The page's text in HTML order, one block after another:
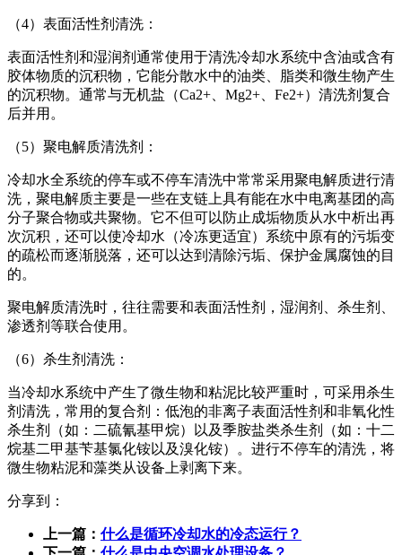
（4）表面活性剂清洗：
表面活性剂和湿润剂通常使用于清洗冷却水系统中含油或含有
胶体物质的沉积物，它能分散水中的油类、脂类和微生物产生
的沉积物。通常与无机盐（Ca2+、Mg2+、Fe2+）清洗剂复合
后并用。
（5）聚电解质清洗剂：
冷却水全系统的停车或不停车清洗中常常采用聚电解质进行清
洗，聚电解质主要是一些在支链上具有能在水中电离基团的高
分子聚合物或共聚物。它不但可以防止成垢物质从水中析出再
次沉积，还可以使冷却水（冷冻更适宜）系统中原有的污垢变
的疏松而逐渐脱落 ，还可以达到清除污垢、保护金属腐蚀的目
的。
聚电解质清洗时，往往需要和表面活性剂，湿润剂、杀生剂、
渗透剂等联合使用。
（6）杀生剂清洗：
当冷却水系统中产生了微生物和粘泥比较严重时，可采用杀生
剂清洗，常用的复合剂：低泡的非离子表面活性剂和非氧化性
杀生剂（如：二硫氰基甲烷）以及季胺盐类杀生剂（如：十二
烷基二甲基苄基氯化铵以及溴化铵）。进行不停车的清洗，将
微生物粘泥和藻类从设备上剥离下来。
分享到：
上一篇： 什么是循环冷却水的冷态运行？